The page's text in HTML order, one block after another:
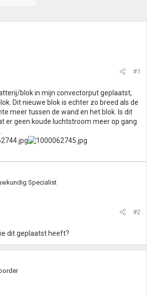
#1
blok in mijn convectorput geplaatst,
Dit nieuwe blok is echter zo breed als de
meer tussen de wand en het blok. Is dit
er geen koude luchtstroom meer op gang
Specialist
#2
dit geplaatst heeft?